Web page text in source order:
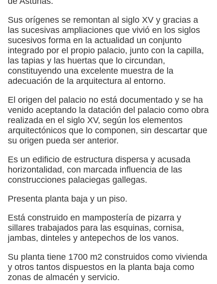
Sus orígenes se remontan al siglo XV y gracias a
las sucesivas ampliaciones que vivió en los siglos
sucesivos forma en la actualidad un conjunto
integrado por el propio palacio, junto con la capilla,
las tapias y las huertas que lo circundan,
constituyendo una excelente muestra de la
adecuación de la arquitectura al entorno.
El origen del palacio no está documentado y se ha
venido aceptando la datación del palacio como obra
realizada en el siglo XV, según los elementos
arquitectónicos que lo componen, sin descartar que
su origen pueda ser anterior.
Es un edificio de estructura dispersa y acusada
horizontalidad, con marcada influencia de las
construcciones palaciegas gallegas.
Presenta planta baja y un piso.
Está construido en mampostería de pizarra y
sillares trabajados para las esquinas, cornisa,
jambas, dinteles y antepechos de los vanos.
Su planta tiene 1700 m2 construidos como vivienda
y otros tantos dispuestos en la planta baja como
zonas de almacén y servicio.